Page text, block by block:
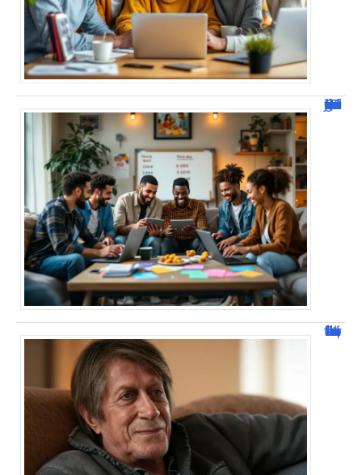
JetPunk : Quiz et jeux de culture générale
Jacques Dutronc fortune : estimation et sources de richesse !